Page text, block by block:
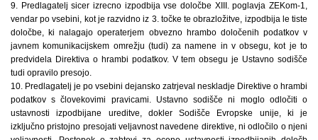
9. Predlagatelj sicer izrecno izpodbija vse določbe XIII. poglavja ZEKom-1,
vendar po vsebini, kot je razvidno iz 3. točke te obrazložitve, izpodbija le tiste
določbe, ki nalagajo operaterjem obvezno hrambo določenih podatkov v
javnem komunikacijskem omrežju (tudi) za namene in v obsegu, kot je to
predvidela Direktiva o hrambi podatkov. V tem obsegu je Ustavno sodišče
tudi opravilo presojo.
10. Predlagatelj je po vsebini dejansko zatrjeval neskladje Direktive o hrambi
podatkov s človekovimi pravicami. Ustavno sodišče ni moglo odločiti o
ustavnosti izpodbijane ureditve, dokler Sodišče Evropske unije, ki je
izključno pristojno presojati veljavnost navedene direktive, ni odločilo o njeni